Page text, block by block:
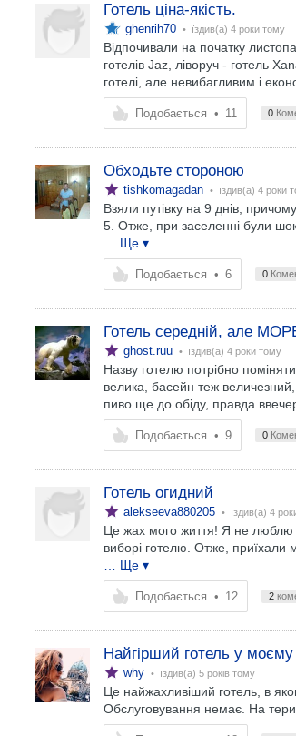
Готель ціна-якість.
ghenrih70 • їздив(а) 4 роки тому
Відпочивали на початку
готелів Jaz, ліворуч - готель
готелі, але невибагливим і
Подобається • 11 0
Обходьте стороною
tishkomagadan • їздив(а) 4 роки
Взяли путівку на 9 днів,
5. Отже, при заселенні були
… Ще ▾
Подобається • 6 0
Готель середній, але
ghost.ruu • їздив(а) 4 роки тому
Назву готелю потрібно
велика, басейн теж
пиво ще до обіду, правда
Подобається • 9 0
Готель огидний
alekseeva880205 • їздив(а) 4
Це жах мого життя! Я не люблю
виборі готелю. Отже, приїхали
… Ще ▾
Подобається • 12 2
Найгірший готель у моєму
why • їздив(а) 5 років тому
Це найжахливіший готель, в
Обслуговування немає. На